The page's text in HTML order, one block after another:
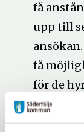
få
upp till
få
för de